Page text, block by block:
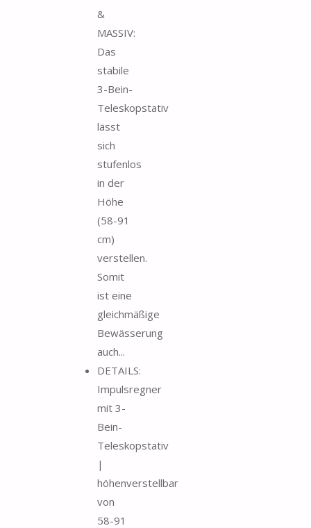
&
MASSIV:
Das
stabile
3-Bein-
Teleskopstativ
lässt
sich
stufenlos
in der
Höhe
(58-91
cm)
verstellen.
Somit
ist eine
gleichmäßige
Bewässerung
auch...
DETAILS:
Impulsregner
mit 3-
Bein-
Teleskopstativ
|
höhenverstellbar
von
58-91